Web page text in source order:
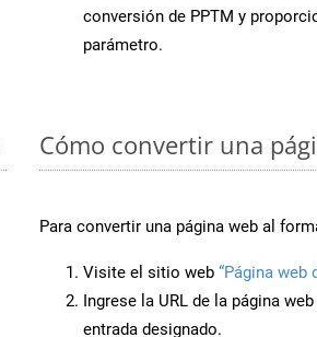
conversión de PPTM y
parámetro.
Cómo convertir una
Para convertir una página web al
Visite el sitio web “Página web
Ingrese la URL de la página
entrada designado.